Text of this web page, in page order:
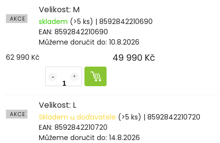
AKCE
Velikost: M
skladem (>5 ks) | 8592842210690
EAN: 8592842210690
Můžeme doručit do: 10.8.2026
62 990 Kč
49 990 Kč
AKCE
Velikost: L
Skladem u dodavatele (>5 ks) | 8592842210720
EAN: 8592842210720
Můžeme doručit do: 14.8.2026